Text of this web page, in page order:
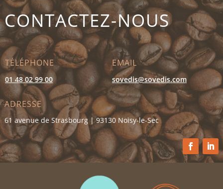
CONTACTEZ-NOUS
TÉLÉPHONE
01 48 02 99 00
EMAIL
sovedis@sovedis.com
ADRESSE
61 avenue de Strasbourg | 93130 Noisy-le-Sec